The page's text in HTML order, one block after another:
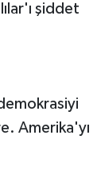
şiddet
Amerika'yı